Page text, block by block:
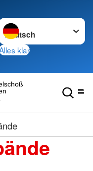
wechseln zu
klar